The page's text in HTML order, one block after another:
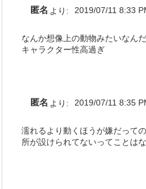
匿名 より: 2019/07/11 8:33
なんか想像上の動物みたいなん
キャラクター性高過ぎ
匿名 より: 2019/07/11 8:35
濡れるより動くほうが嫌だって
所が設けられてないってことは